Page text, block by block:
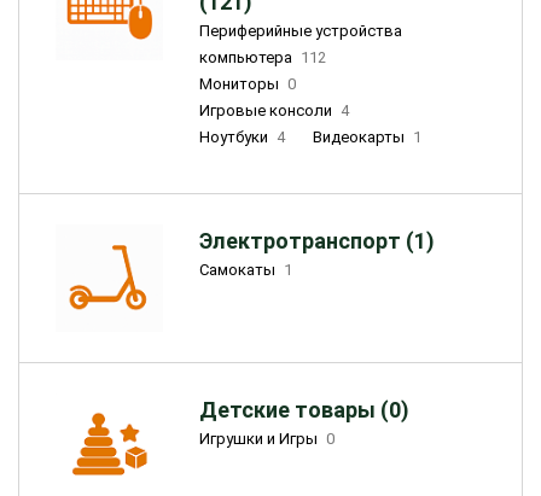
Периферийные устройства
компьютера 112
Мониторы 0
Игровые консоли 4
Ноутбуки 4 Видеокарты 1
Электротранспорт (1)
Самокаты 1
Детские товары (0)
Игрушки и Игры 0